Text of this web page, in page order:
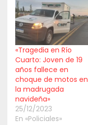
«Tragedia en Río
Cuarto: Joven de 19
años fallece en
choque de motos en
la madrugada
navideña»
25/12/2023
En «Policiales»